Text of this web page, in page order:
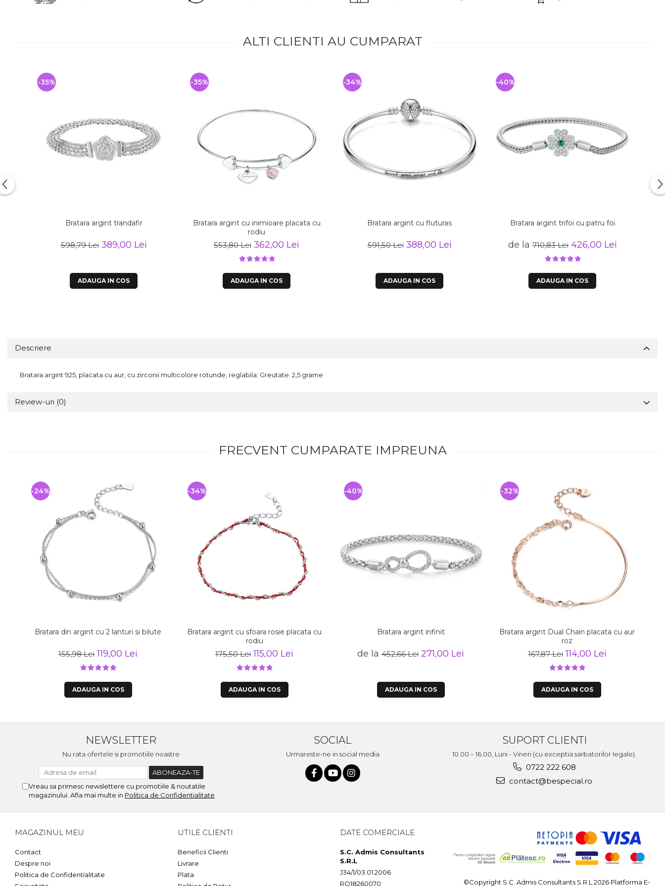
ALTI CLIENTI AU CUMPARAT
Bratara argint trandafir
598,79 Lei 389,00 Lei
-35%
ADAUGA IN COS
Bratara argint cu inimioare placata cu
rodiu
553,80 Lei 362,00 Lei
-35%
ADAUGA IN COS
Bratara argint cu fluturas
591,50 Lei 388,00 Lei
-34%
ADAUGA IN COS
Bratara argint trifoi cu patru foi
de la710,83 Lei 426,00 Lei
-40%
ADAUGA IN COS
Descriere
Bratara argint 925, placata cu aur, cu zirconii multicolore rotunde, reglabila; Greutate: 2,5 grame
Review-uri (0)
FRECVENT CUMPARATE IMPREUNA
Bratara din argint cu 2 lanturi si bilute
155,98 Lei 119,00 Lei
-24%
ADAUGA IN COS
Bratara argint cu sfoara rosie placata cu
rodiu
175,50 Lei 115,00 Lei
-34%
ADAUGA IN COS
Bratara argint infinit
de la 452,66 Lei 271,00 Lei
-40%
ADAUGA IN COS
Bratara argint Dual Chain placata cu aur
roz
167,87 Lei 114,00 Lei
-32%
ADAUGA IN COS
NEWSLETTER
Nu rata ofertele si promotiile noastre
Vreau sa primesc newslettere cu promotiile & noutatile
magazinului. Afla mai multe in Politica de Confidentialitate
SOCIAL
Urmareste-ne in social media
SUPORT CLIENTI
10.00 – 16.00, Luni - Vineri (cu exceptia sarbatorilor legale).
0722 222 608
contact@bespecial.ro
MAGAZINUL MEU
Contact
Despre noi
Politica de Confidentialitate
UTILE CLIENTI
Beneficii Clienti
Livrare
Plata
DATE COMERCIALE
S.C. Admis Consultants
S.R.L
J34/1/03.01.2006
RO18260070
©Copyright S.C. Admis Consultants S.R.L 2026 Platforma E-